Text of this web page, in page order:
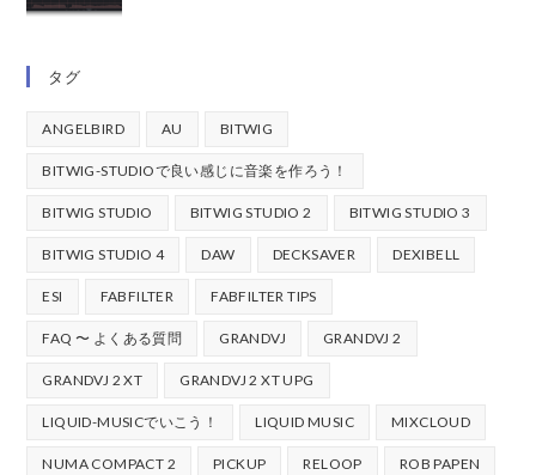
タグ
ANGELBIRD AU BITWIG
BITWIG-STUDIOで良い感じに音楽を作ろう！
BITWIG STUDIO BITWIG STUDIO 2 BITWIG STUDIO 3
BITWIG STUDIO 4 DAW DECKSAVER DEXIBELL
ESI FABFILTER FABFILTER TIPS
FAQ 〜 よくある質問 GRANDVJ GRANDVJ 2
GRANDVJ 2 XT GRANDVJ 2 XT UPG
LIQUID-MUSICでいこう！ LIQUID MUSIC MIXCLOUD
NUMA COMPACT 2 PICKUP RELOOP ROB PAPEN